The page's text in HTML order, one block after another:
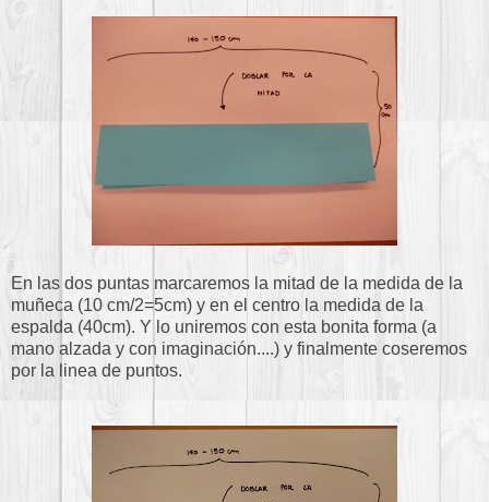
En las dos puntas marcaremos la mitad de la medida de la
muñeca (10 cm/2=5cm) y en el centro la medida de la
espalda (40cm). Y lo uniremos con esta bonita forma (a
mano alzada y con imaginación....) y finalmente coseremos
por la linea de puntos.